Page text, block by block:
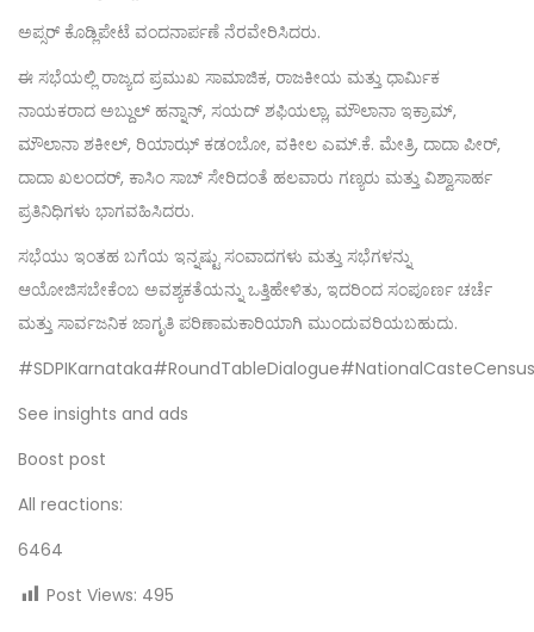
ಅಪ್ಸರ್ ಕೊಡ್ಲಿಪೇಟೆ ವಂದನಾರ್ಪಣೆ ನೆರವೇರಿಸಿದರು.
ಈ ಸಭೆಯಲ್ಲಿ ರಾಜ್ಯದ ಪ್ರಮುಖ ಸಾಮಾಜಿಕ, ರಾಜಕೀಯ ಮತ್ತು ಧಾರ್ಮಿಕ
ನಾಯಕರಾದ ಅಬ್ದುಲ್ ಹನ್ನಾನ್, ಸಯದ್ ಶಫಿಯಲ್ಲಾ, ಮೌಲಾನಾ ಇಕ್ರಾಮ್,
ಮೌಲಾನಾ ಶಕೀಲ್, ರಿಯಾಝ್ ಕಡಂಬೋ, ವಕೀಲ ಎಮ್.ಕೆ. ಮೇತ್ರಿ, ದಾದಾ ಪೀರ್,
ದಾದಾ ಖಲಂದರ್, ಕಾಸಿಂ ಸಾಬ್ ಸೇರಿದಂತೆ ಹಲವಾರು ಗಣ್ಯರು ಮತ್ತು ವಿಶ್ವಾಸಾರ್ಹ
ಪ್ರತಿನಿಧಿಗಳು ಭಾಗವಹಿಸಿದರು.
ಸಭೆಯು ಇಂತಹ ಬಗೆಯ ಇನ್ನಷ್ಟು ಸಂವಾದಗಳು ಮತ್ತು ಸಭೆಗಳನ್ನು
ಆಯೋಜಿಸಬೇಕೆಂಬ ಅವಶ್ಯಕತೆಯನ್ನು ಒತ್ತಿಹೇಳಿತು, ಇದರಿಂದ ಸಂಪೂರ್ಣ ಚರ್ಚೆ
ಮತ್ತು ಸಾರ್ವಜನಿಕ ಜಾಗೃತಿ ಪರಿಣಾಮಕಾರಿಯಾಗಿ ಮುಂದುವರಿಯಬಹುದು.
#SDPIKarnataka#RoundTableDialogue#NationalCasteCensus
See insights and ads
Boost post
All reactions:
6464
Post Views: 495